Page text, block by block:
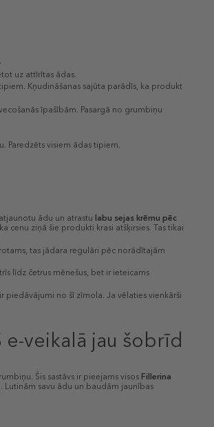
uz attīrītas ādas.
Kņudināšanas sajūta parādīs, ka produkt
īpašībām. Pasargā no grumbiņu
Paredzēts visiem ādas tipiem.
ādu un atrastu labu sejas krēmu pēc
ziņā šie produkti krasi atšķirsies. Tas tikai
tas jādara regulāri pēc norādītajām
līdz četrus mēnešus, bet ir ieteicams
no šī zīmola. Ja vēlaties vienkārši
veikalā jau šobrīd
Šis sastāvs ir pieejams visos Fillerina
Lutinām savu ādu un baudām jaunības